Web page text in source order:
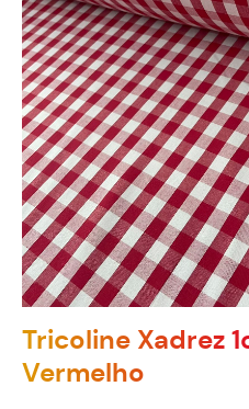
Tricoline Xadrez
Vermelho